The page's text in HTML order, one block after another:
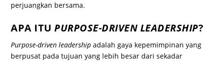
perjuangkan bersama.
APA ITUPURPOSE-DRIVEN LEADERSHIP?
Purpose-driven leadership adalah gaya kepemimpinan yang
berpusat pada tujuan yang lebih besar dari sekadar